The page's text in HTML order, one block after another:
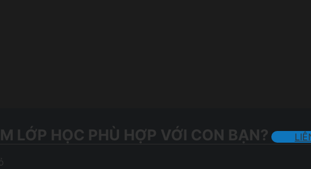
LỚP HỌC PHÙ HỢP VỚI CON BẠN?